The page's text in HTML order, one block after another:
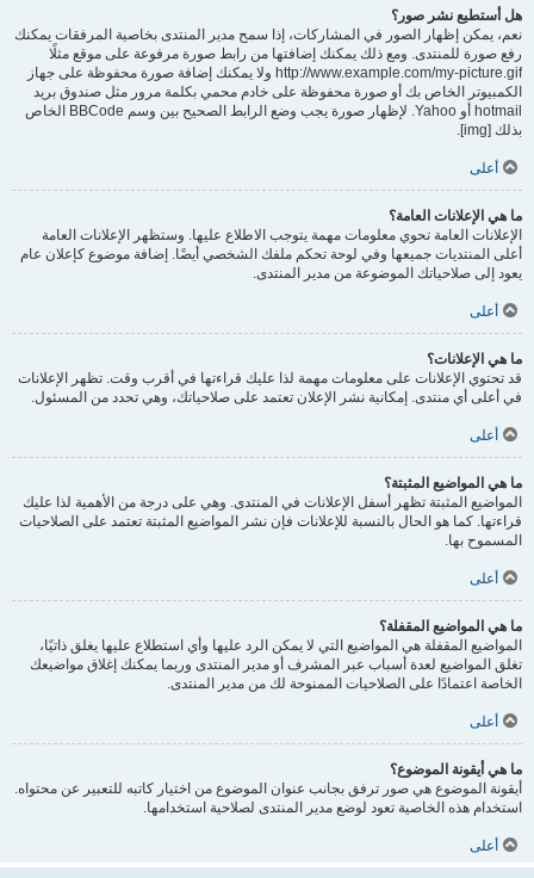
هل أستطيع نشر صور؟
نعم، يمكن إظهار الصور في المشاركات، إذا سمح مدير المنتدى بخاصية المرفقات يمكنك
رفع صورة للمنتدى. ومع ذلك يمكنك إضافتها من رابط صورة مرفوعة على موقع مثلًا
http://www.example.com/my-picture.gif ولا يمكنك إضافة صورة محفوظة على جهاز
الكمبيوتر الخاص بك أو صورة محفوظة على خادم محمي بكلمة مرور مثل صندوق بريد
hotmail أو Yahoo. لإظهار صورة يجب وضع الرابط الصحيح بين وسم BBCode الخاص
بذلك [img].
أعلى
ما هي الإعلانات العامة؟
الإعلانات العامة تحوي معلومات مهمة يتوجب الاطلاع عليها. وستظهر الإعلانات العامة
أعلى المنتديات جميعها وفي لوحة تحكم ملفك الشخصي أيضًا. إضافة موضوع كإعلان عام
يعود إلى صلاحياتك الموضوعة من مدير المنتدى.
أعلى
ما هي الإعلانات؟
قد تحتوي الإعلانات على معلومات مهمة لذا عليك قراءتها في أقرب وقت. تظهر الإعلانات
في أعلى أي منتدى. إمكانية نشر الإعلان تعتمد على صلاحياتك، وهي تحدد من المسئول.
أعلى
ما هي المواضيع المثبتة؟
المواضيع المثبتة تظهر أسفل الإعلانات في المنتدى. وهي على درجة من الأهمية لذا عليك
قراءتها. كما هو الحال بالنسبة للإعلانات فإن نشر المواضيع المثبتة تعتمد على الصلاحيات
المسموح بها.
أعلى
ما هي المواضيع المقفلة؟
المواضيع المقفلة هي المواضيع التي لا يمكن الرد عليها وأي استطلاع عليها يغلق ذاتيًا،
تغلق المواضيع لعدة أسباب عبر المشرف أو مدير المنتدى وربما يمكنك إغلاق مواضيعك
الخاصة اعتمادًا على الصلاحيات الممنوحة لك من مدير المنتدى.
أعلى
ما هي أيقونة الموضوع؟
أيقونة الموضوع هي صور ترفق بجانب عنوان الموضوع من اختيار كاتبه للتعبير عن محتواه.
استخدام هذه الخاصية تعود لوضع مدير المنتدى لصلاحية استخدامها.
أعلى